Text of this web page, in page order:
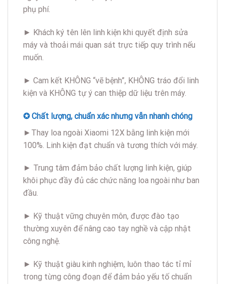
phụ phí.
► Khách ký tên lên linh kiện khi quyết định sửa
máy và thoải mái quan sát trực tiếp quy trình nếu
muốn.
► Cam kết KHÔNG “vẽ bệnh”, KHÔNG tráo đổi linh
kiện và KHÔNG tự ý can thiệp dữ liệu trên máy.
✪ Chất lượng, chuẩn xác nhưng vẫn nhanh chóng
►Thay loa ngoài Xiaomi 12X bằng linh kiện mới
100%. Linh kiện đạt chuẩn và tương thích với máy.
► Trung tâm đảm bảo chất lượng linh kiện, giúp
khôi phục đầy đủ các chức năng loa ngoài như ban
đầu.
► Kỹ thuật vững chuyên môn, được đào tạo
thường xuyên để nâng cao tay nghề và cập nhật
công nghệ.
► Kỹ thuật giàu kinh nghiệm, luôn thao tác tỉ mỉ
trong từng công đoạn để đảm bảo yếu tố chuẩn